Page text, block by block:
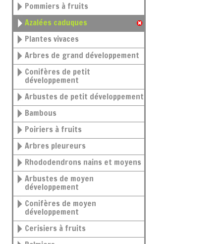
Pommiers à fruits
Azalées caduques
Plantes vivaces
Arbres de grand développement
Conifères de petit
développement
Arbustes de petit développement
Bambous
Poiriers à fruits
Arbres pleureurs
Rhododendrons nains et moyens
Arbustes de moyen
développement
Conifères de moyen
développement
Cerisiers à fruits